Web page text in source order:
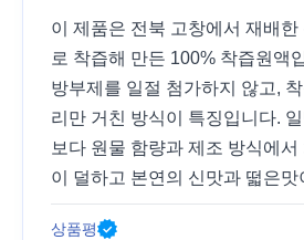
이 제품은 전북 고창에서 재배한
로 착즙해 만든 100% 착즙원액
방부제를 일절 첨가하지 않고,
리만 거친 방식이 특징입니다.
보다 원물 함량과 제조 방식에
이 덜하고 본연의 신맛과 떫은맛
상품평